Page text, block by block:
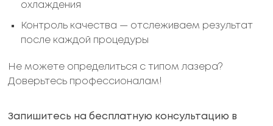
охлаждения
Контроль качества — отслеживаем результат
после каждой процедуры
Не можете определиться с типом лазера?
Доверьтесь профессионалам!
Запишитесь на бесплатную консультацию в